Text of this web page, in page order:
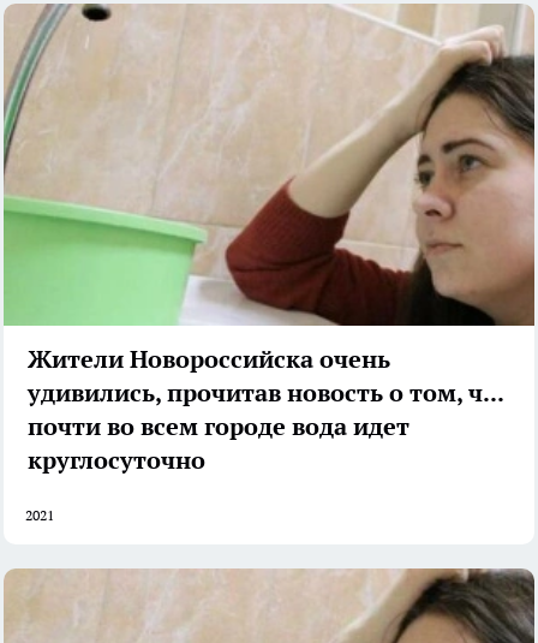
Жители Новороссийска очень
удивились, прочитав новость о том, что
почти во всем городе вода идет
круглосуточно
2021